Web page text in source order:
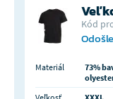
Kód
Materiál
73%
Veľkosť
XXXL